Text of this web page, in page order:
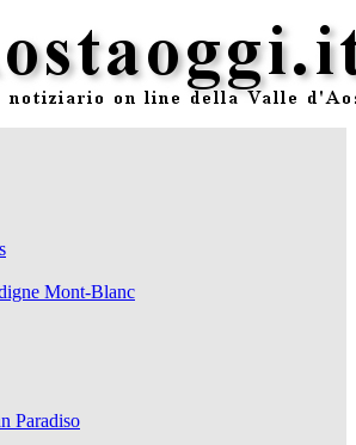
Mont-Blanc
Paradiso